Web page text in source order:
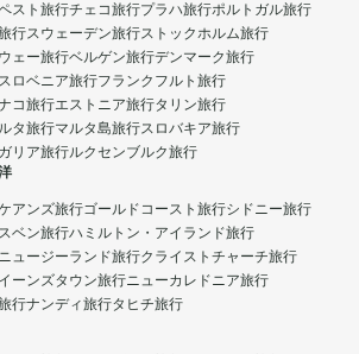
スト旅行チェコ旅行プラハ旅行ポルトガル旅行
行スウェーデン旅行ストックホルム旅行
ェー旅行ベルゲン旅行デンマーク旅行
スロベニア旅行フランクフルト旅行
コ旅行エストニア旅行タリン旅行
タ旅行マルタ島旅行スロバキア旅行
リア旅行ルクセンブルク旅行
アンズ旅行ゴールドコースト旅行シドニー旅行
ベン旅行ハミルトン・アイランド旅行
ニュージーランド旅行クライストチャーチ旅行
ーンズタウン旅行ニューカレドニア旅行
行ナンディ旅行タヒチ旅行